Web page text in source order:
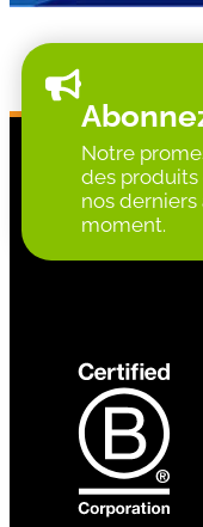
Notre
des produits
nos derniers
moment.